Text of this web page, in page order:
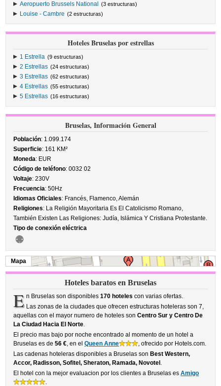
Aeropuerto Brussels National (3 estructuras)
Louise - Cambre (2 estructuras)
Hoteles Bruselas por estrellas
1 Estrella (9 estructuras)
2 Estrellas (24 estructuras)
3 Estrellas (62 estructuras)
4 Estrellas (55 estructuras)
5 Estrellas (16 estructuras)
Bruselas, Información General
Población: 1.099.174
Superficie: 161 KM²
Moneda: EUR
Código de teléfono: 0032 02
Voltaje: 230V
Frecuencia: 50Hz
Idiomas Oficiales: Francés, Flamenco, Alemán
Religiones: La Religión Mayoritaria Es El Catolicismo Romano,
También Existen Las Religiones: Judía, Islámica Y Cristiana Protestante.
Tipo de conexión eléctrica
Mapa
Hoteles baratos en Bruselas
E n Bruselas son disponibles 170 hoteles con varias ofertas.
Las zonas de la ciudades que ofrecen estructuras hoteleras son 7,
aquellas con el mayor numero de hoteles sonCentro Sur y Centro De
La Ciudad Hacia El Norte.
El precio mas bajo por noche encontrado al momento de un hotel a
Bruselas es de56 €, en elQueen Anne
, ofrecido por Hotels.com.
Las cadenas hoteleras disponibles a Bruselas son Best Western,
Accor, Radisson, Sofitel, Sheraton, Ramada, Novotel .
El hotel con la mejor evaluacion por los clientes a Bruselas esAmigo
.